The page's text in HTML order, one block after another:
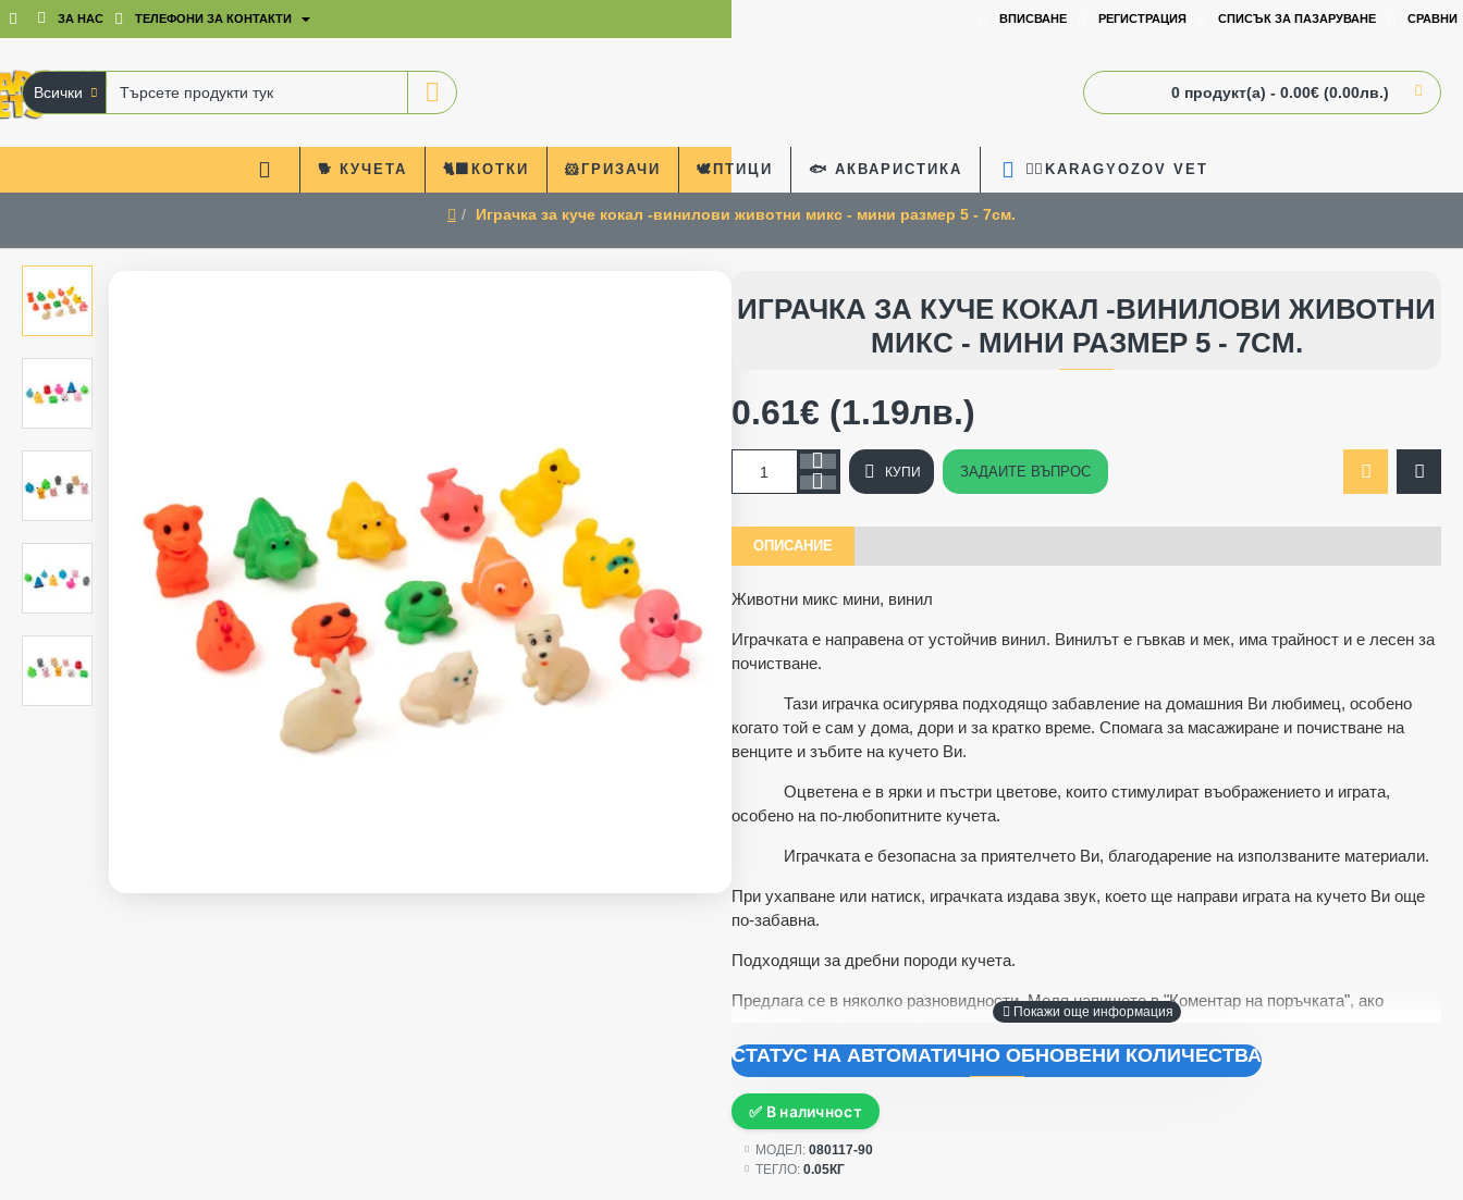
ЗА НАС ТЕЛЕФОНИ ЗА КОНТАКТИ ВПИСВАНЕ РЕГИСТРАЦИЯ СПИСЪК ЗА ПАЗАРУВАНЕ СРАВНИ
Всички
Търсете
продукти
тук
0 продукт(а) - 0.00€ (0.00лв.)
🐕 КУЧЕТА 🐈‍⬛КОТКИ 🐹ГРИЗАЧИ 🕊️ПТИЦИ 🐟 АКВАРИСТИКА 🧑‍⚕️KARAGYOZOV VET
Играчка за куче кокал -винилови животни микс - мини размер 5 - 7см.
ИГРАЧКА ЗА КУЧЕ КОКАЛ -ВИНИЛОВИ ЖИВОТНИ
МИКС - МИНИ РАЗМЕР 5 - 7СМ.
ОПИСАНИЕ
Животни микс мини, винил
Играчката е направена от устойчив винил. Винилът е гъвкав и мек, има трайност и е лесен за
почистване.
Тази играчка осигурява подходящо забавление на домашния Ви любимец, особено
когато той е сам у дома, дори и за кратко време. Спомага за масажиране и почистване на
венците и зъбите на кучето Ви.
Оцветена е в ярки и пъстри цветове, които стимулират въображението и играта,
особено на по-любопитните кучета.
Играчката е безопасна за приятелчето Ви, благодарение на използваните материали.
При ухапване или натиск, играчката издава звук, което ще направи играта на кучето Ви още
по-забавна.
Подходящи за дребни породи кучета.
Предлага се в няколко разновидности. Моля напишете в "Коментар на поръчката", ако
предпочитате определено животно.
Размен - от 5 см. до 7 см.
СТАТУС НА АВТОМАТИЧНО ОБНОВЕНИ КОЛИЧЕСТВА
✅ В наличност
МОДЕЛ: 080117-90
ТЕГЛО: 0.05КГ
0.61€ (1.19лв.)
КУПИ ЗАДАЙТЕ ВЪПРОС